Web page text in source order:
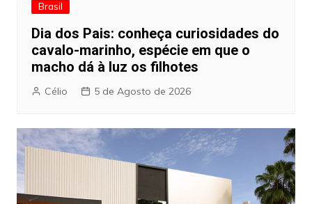
Brasil
Dia dos Pais: conheça curiosidades do
cavalo-marinho, espécie em que o
macho dá à luz os filhotes
Célio 5 de Agosto de 2026